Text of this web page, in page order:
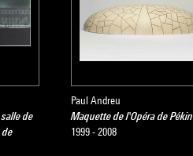
de
de
Paul Andreu
Maquette de l'Opéra de Pékin
1999 - 2008